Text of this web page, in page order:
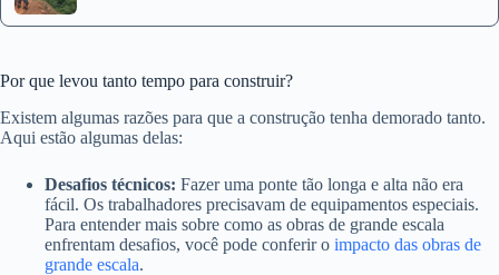
Por que levou tanto tempo para construir?
Existem algumas razões para que a construção tenha demorado tanto.
Aqui estão algumas delas:
Desafios técnicos: Fazer uma ponte tão longa e alta não era
fácil. Os trabalhadores precisavam de equipamentos especiais.
Para entender mais sobre como as obras de grande escala
enfrentam desafios, você pode conferir o impacto das obras de
grande escala.